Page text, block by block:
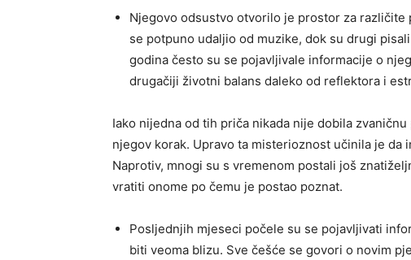
Njegovo odsustvo otvorilo je prostor za
se potpuno udaljio od muzike, dok su drugi
godina često su se pojavljivale informacije o
drugačiji životni balans daleko od reflektora i
Iako nijedna od tih priča nikada nije dobila
njegov korak. Upravo ta misterioznost učinila je da
Naprotiv, mnogi su s vremenom postali još
vratiti onome po čemu je postao poznat.
Posljednjih mjeseci počele su se pojavljivati
biti veoma blizu. Sve češće se govori o novim